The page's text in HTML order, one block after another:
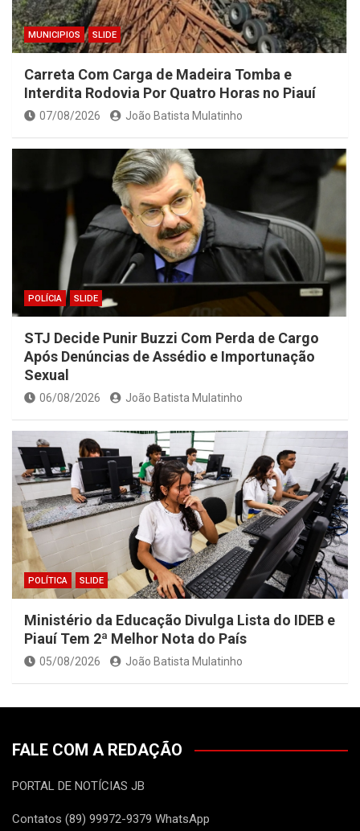
MUNICIPIOS SLIDE
Carreta Com Carga de Madeira Tomba e
Interdita Rodovia Por Quatro Horas no Piauí
07/08/2026 João Batista Mulatinho
POLÍCIA SLIDE
STJ Decide Punir Buzzi Com Perda de Cargo
Após Denúncias de Assédio e Importunação
Sexual
06/08/2026 João Batista Mulatinho
POLÍTICA SLIDE
Ministério da Educação Divulga Lista do IDEB e
Piauí Tem 2ª Melhor Nota do País
05/08/2026 João Batista Mulatinho
FALE COM A REDAÇÃO
PORTAL DE NOTÍCIAS JB
Contatos (89) 99972-9379 WhatsApp